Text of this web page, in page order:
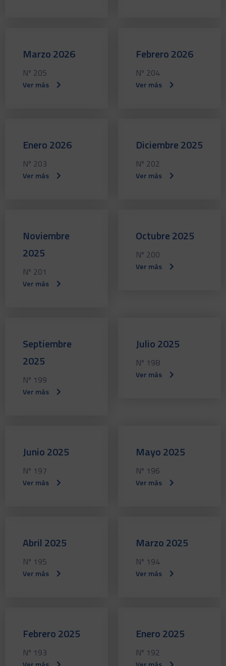
Marzo 2026
Nº 205
Ver más
Febrero 2026
Nº 204
Ver más
Enero 2026
Nº 203
Ver más
Diciembre 2025
Nº 202
Ver más
Noviembre
2025
Nº 201
Ver más
Octubre 2025
Nº 200
Ver más
Septiembre
2025
Nº 199
Ver más
Julio 2025
Nº 198
Ver más
Junio 2025
Nº 197
Ver más
Mayo 2025
Nº 196
Ver más
Abril 2025
Nº 195
Ver más
Marzo 2025
Nº 194
Ver más
Febrero 2025
Nº 193
Enero 2025
Nº 192